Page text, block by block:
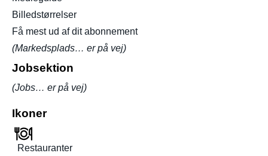
Billedstørrelser
Få mest ud af dit abonnement
(Markedsplads… er på vej)
Jobsektion
(Jobs… er på vej)
Ikoner
Restauranter